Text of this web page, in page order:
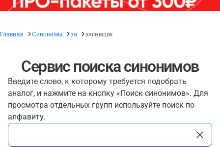
Главная Синонимы за засевщик
Сервис поиска синонимов
Введите слово, к которому требуется подобрать
аналог, и нажмите на кнопку «Поиск синонимов». Для
просмотра отдельных групп используйте поиск по
алфавиту.